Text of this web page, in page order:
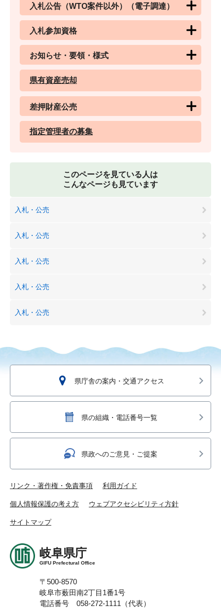
入札公告（WTO案件以外）（電子調達）
入札参加資格
お知らせ・要領・様式
県有資産売却
差押財産公売
指定管理者の募集
このページを見ている人は
こんなページも見ています
入札・公売
入札・公売
入札・公売
入札・公売
入札・公売
県庁舎の案内・交通アクセス
県の組織・電話番号一覧
県政へのご意見・ご提案
リンク・著作権・免責事項 利用ガイド
個人情報保護の考え方 ウェブアクセシビリティ方針
サイトマップ
岐阜県庁
GIFU Prefectural Office
〒500-8570
岐阜市薮田南2丁目1番1号
電話番号 058-272-1111（代表）